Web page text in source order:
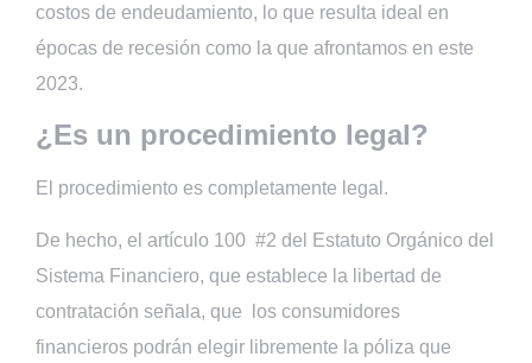
costos de endeudamiento, lo que resulta ideal en
épocas de recesión como la que afrontamos en este
2023.
¿Es un procedimiento legal?
El procedimiento es completamente legal.
De hecho, el artículo 100 #2 del Estatuto Orgánico del
Sistema Financiero, que establece la libertad de
contratación señala, que los consumidores
financieros podrán elegir libremente la póliza que